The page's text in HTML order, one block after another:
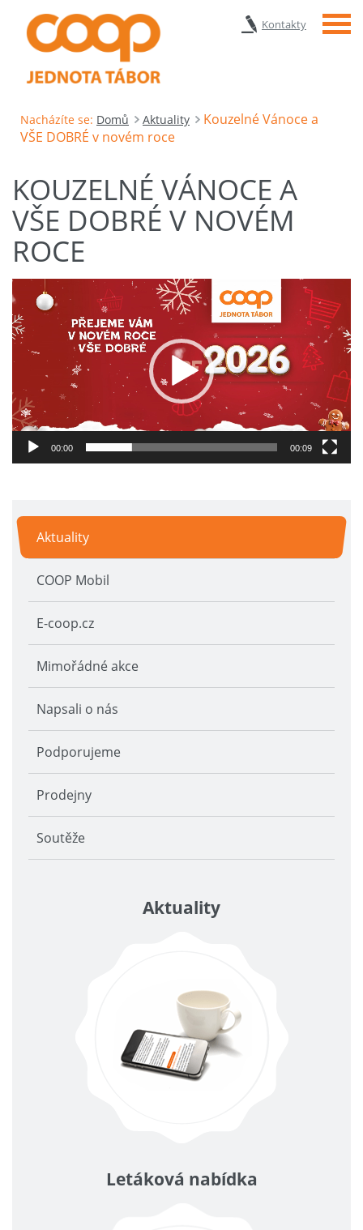
Kontakty Menu
Nacházíte se: Domů Aktuality
Kouzelné Vánoce a
VŠE DOBRÉ v novém roce
KOUZELNÉ VÁNOCE A
VŠE DOBRÉ V NOVÉM
ROCE
Video
přehrávač
00:00 00:09
Aktuality
COOP Mobil
E-coop.cz
Mimořádné akce
Napsali o nás
Podporujeme
Prodejny
Soutěže
Aktuality
Letáková nabídka